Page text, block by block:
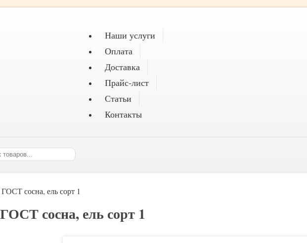
Наши услуги
Оплата
Доставка
Прайс-лист
Статьи
Контакты
сосна, ель сорт 1
сосна, ель сорт 1